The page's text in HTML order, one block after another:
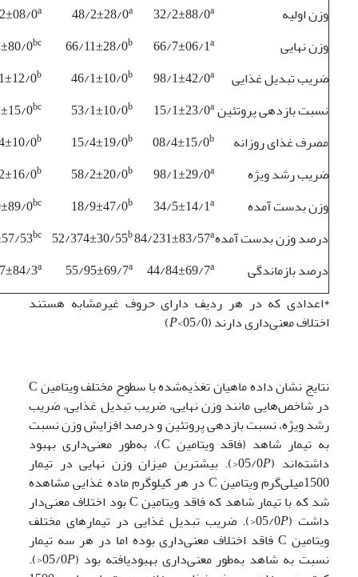
وزن اولیه
32/2±88/0a
48/2±28/0a
0a
وزن نهایی 66/7±06/1a
66/11±28/0b
0bc
ضریب تبدیل غذایی 98/1±42/0a
46/1±10/0b
0b
نسبت بازدهی پروتئین 15/1±23/0a
53/1±10/0b
0bc
مصرف غذای روزانه 08/4±15/0b
15/4±19/0b
0b
ضریب رشد ویژه 98/1±29/0a
58/2±20/0b
0b
وزن بدست آمده 34/5±14/1a
18/9±47/0b
0bc
درصد وزن بدست آمده 84/231±83/57a
52/374±30/55b
53bc
درصد بازماندگی 44/84±69/7a
55/95±69/7a
3a
*اعدادی که در هر ردیف دارای حروف غیرمشابه هستند
اختلاف معنی‌داری دارند (05/0>
P
)
نتایج نشان داده ماهیان تغذیه‌شده با سطوح مختلف ویتامین C
در شاخص‌هایی مانند وزن نهایی، ضریب تبدیل غذایی، ضریب
رشد ویژه، نسبت بازدهی پروتئین و درصد افزایش وزن نسبت
به تیمار شاهد (فاقد ویتامین C)، به‌طور معنی‌داری بهبود
داشته‌اند (05/0P
<). بیشترین میزان وزن نهایی در تیمار
1500میلی‌گرم ویتامین C در هر کیلوگرم ماده غذایی مشاهده
شد که با تیمار شاهد که فاقد ویتامین C بود اختلاف معنی‌دار
داشت (05/0P
<). ضریب تبدیل غذایی در تیمارهای مختلف
ویتامین C فاقد اختلاف معنی‌داری بوده اما در هر سه تیمار
نسبت به شاهد به‌طور معنی‌داری بهبودیافته بود (05/0P
<).